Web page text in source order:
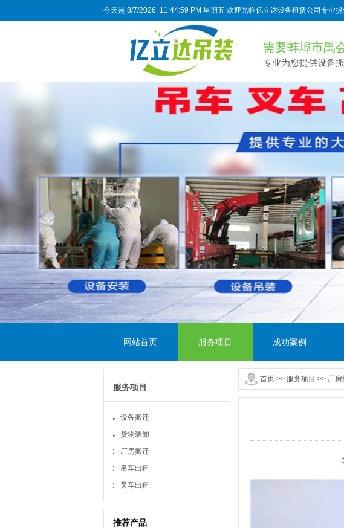
今天是 8/7/2026, 11:45:00 PM 星期五 欢迎光临亿立达设备租赁公司专业
需要蚌埠市禹
专业为您提供设备
网站首页 服务项目 成功案例
首页>> 服务项目 >> 厂房
服务项目
设备搬迁
货物装卸
厂房搬迁
吊车出租
叉车出租
推荐产品